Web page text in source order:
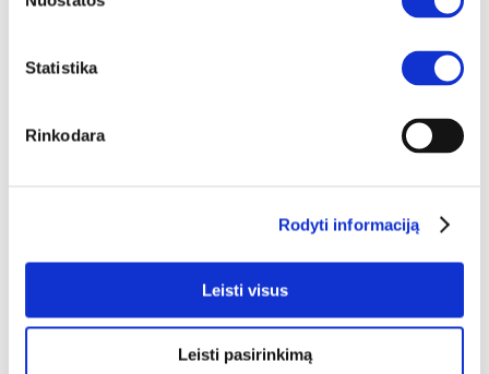
Statistika
Rinkodara
Rodyti informaciją
Leisti visus
Leisti pasirinkimą